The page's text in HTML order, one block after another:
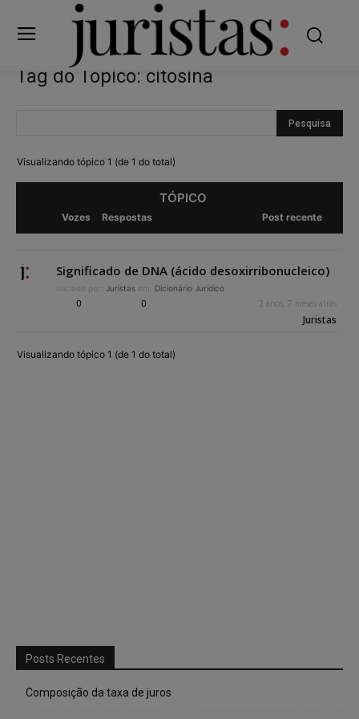
Tag do Tópico: citosina
Visualizando tópico 1 (de 1 do total)
TÓPICO
Vozes Respostas Post recente
Significado de DNA (ácido desoxirribonucleico)
Iniciado por: Juristas em: Dicionário Jurídico
0 0 2 anos, 7 meses atrás
Juristas
Visualizando tópico 1 (de 1 do total)
Posts Recentes
Composição da taxa de juros